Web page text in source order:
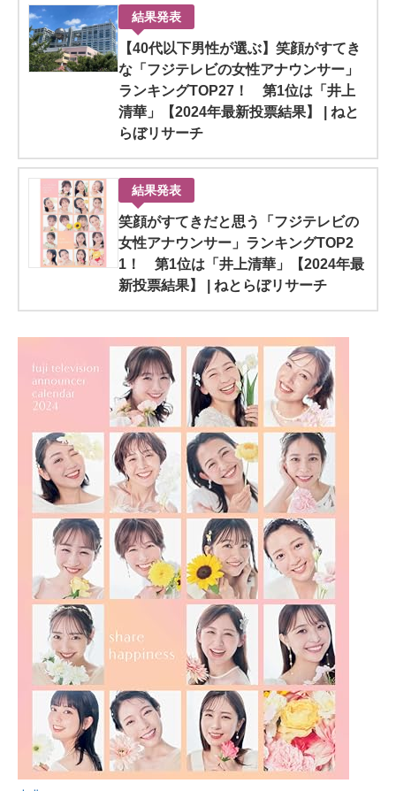
結果発表
【40代以下男性が選ぶ】笑顔がすてき
な「フジテレビの女性アナウンサー」
ランキングTOP27！ 第1位は「井上
清華」【2024年最新投票結果】 | ねと
らぼリサーチ
結果発表
笑顔がすてきだと思う「フジテレビの
女性アナウンサー」ランキングTOP2
1！ 第1位は「井上清華」【2024年最
新投票結果】 | ねとらぼリサーチ